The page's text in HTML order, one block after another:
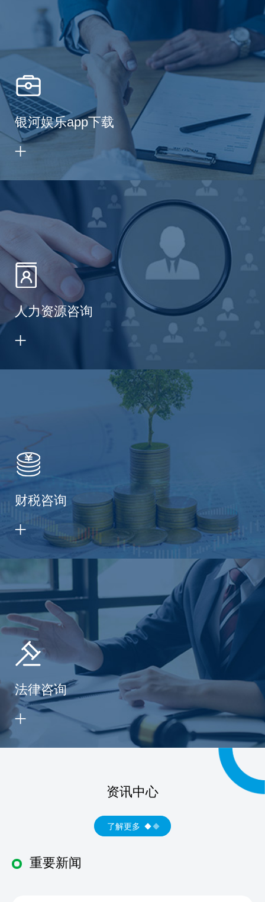
银河娱乐app下载
人力资源咨询
财税咨询
法律咨询
资讯中心
了解更多
重要新闻